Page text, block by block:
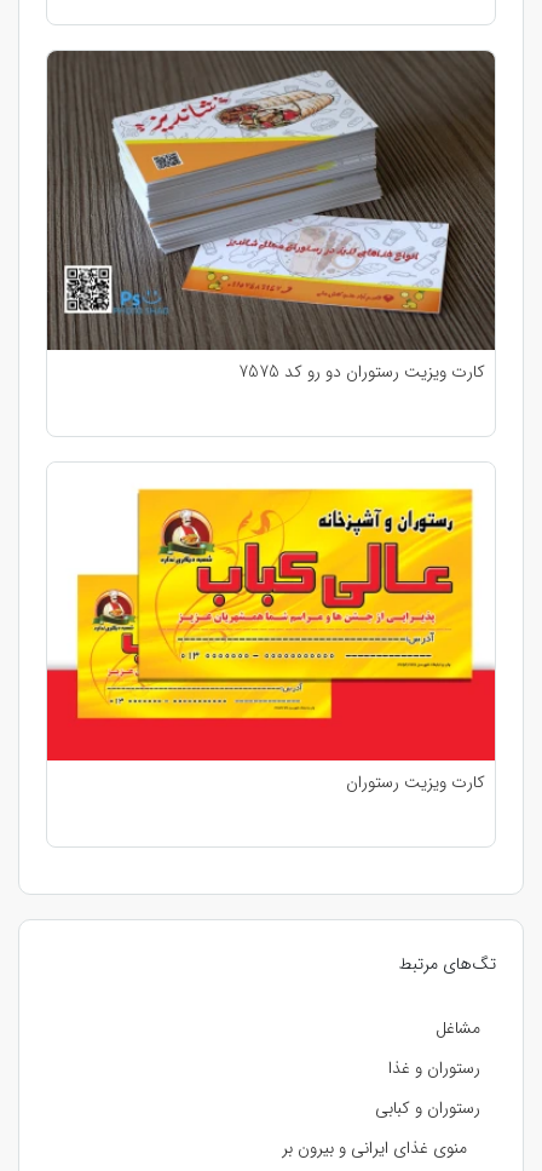
تگ‌های مرتبط
مشاغل
رستوران و غذا
رستوران و کبابی
منوی غذای ایرانی و بیرون بر
کارت ویزیت رستوران دو رو کد 7575
کارت ویزیت رستوران